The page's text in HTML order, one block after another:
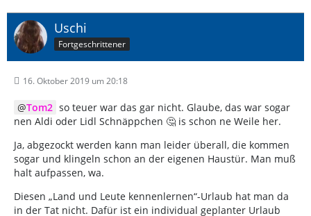
Uschi
Fortgeschrittener
16. Oktober 2019 um 20:18
Tom2 so teuer war das gar nicht. Glaube, das war sogar
nen Aldi oder Lidl Schnäppchen 🤔 is schon ne Weile her.
Ja, abgezockt werden kann man leider überall, die kommen
sogar und klingeln schon an der eigenen Haustür. Man muß
halt aufpassen, wa.
Diesen „Land und Leute kennenlernen“-Urlaub hat man da
in der Tat nicht. Dafür ist ein individual geplanter Urlaub